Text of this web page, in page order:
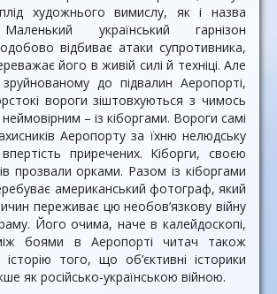
художнього вимислу, як і назва
український гарнізон
відбиває атаки супротивника,
його в живій силі й техніці. Але
до підвалин Аеропорті,
вороги зіштовхуються з чимось
неймовірним – із кіборгами. Вороги самі
Аеропорту за їхню нелюдську
приречених. Кіборги, своєю
прозвали орками. Разом із кіборгами
американський фотограф, який
переживає цю необов’язкову війну
Його очима, наче в калейдоскопі,
боями в Аеропорті читач також
того, що об’єктивні історики
як російсько-українською війною.